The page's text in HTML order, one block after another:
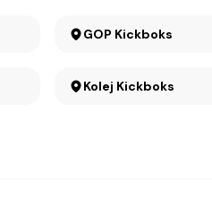
GOP Kickboks
Kolej Kickboks